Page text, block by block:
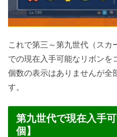
これで第三～第九世代（スカ
での現在入手可能なリボンを
個数の表示はありませんが全
す。
第九世代で現在入手
個】